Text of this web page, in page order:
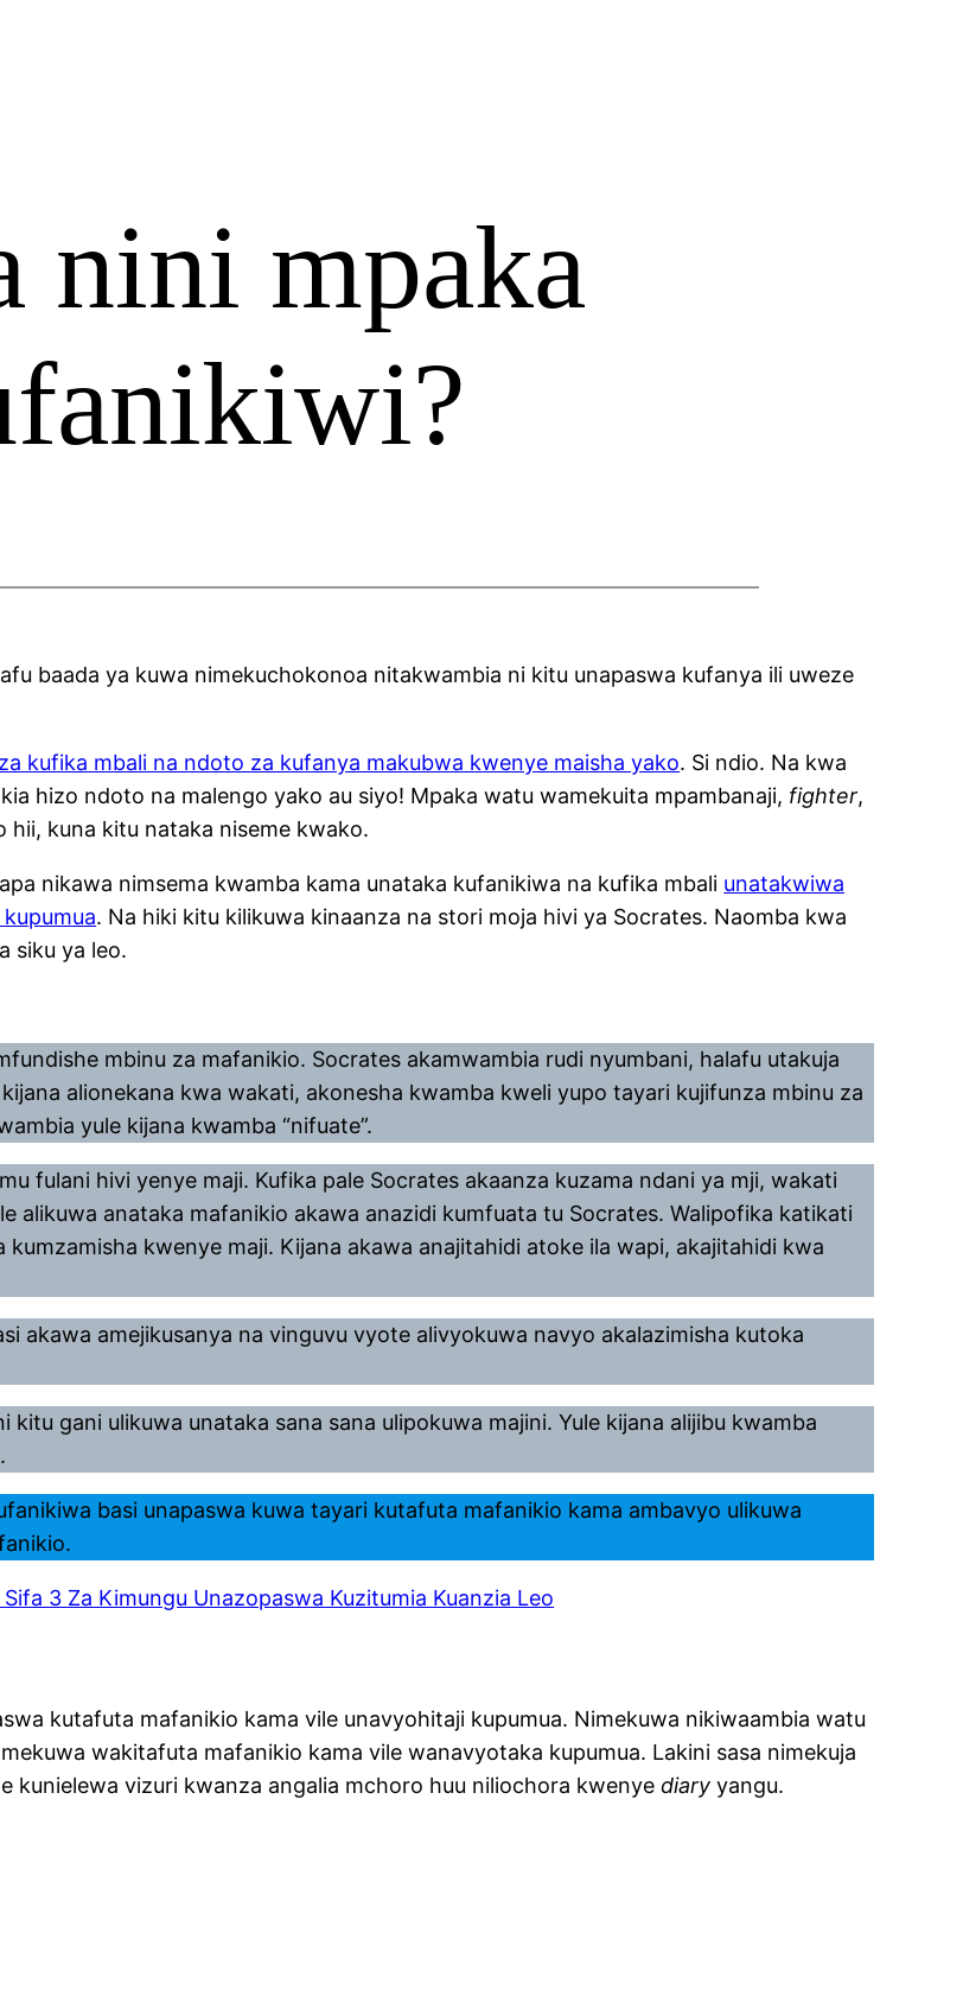
nini mpaka
baada ya kuwa nimekuchokonoa nitakwambia ni kitu unapaswa kufanya ili uweze
kufika mbali na ndoto za kufanya makubwa kwenye maisha yako. Si ndio. Na kwa
hizo ndoto na malengo yako au siyo! Mpaka watu wamekuita mpambanaji, fighter,
hii, kuna kitu nataka niseme kwako.
nikawa nimsema kwamba kama unataka kufanikiwa na kufika mbali unatakwiwa
. Na hiki kitu kilikuwa kinaanza na stori moja hivi ya Socrates. Naomba kwa
siku ya leo.
mbinu za mafanikio. Socrates akamwambia rudi nyumbani, halafu utakuja
alionekana kwa wakati, akonesha kwamba kweli yupo tayari kujifunza mbinu za
yule kijana kwamba “nifuate”.
fulani hivi yenye maji. Kufika pale Socrates akaanza kuzama ndani ya mji, wakati
alikuwa anataka mafanikio akawa anazidi kumfuata tu Socrates. Walipofika katikati
kwenye maji. Kijana akawa anajitahidi atoke ila wapi, akajitahidi kwa
akawa amejikusanya na vinguvu vyote alivyokuwa navyo akalazimisha kutoka
gani ulikuwa unataka sana sana ulipokuwa majini. Yule kijana alijibu kwamba
basi unapaswa kuwa tayari kutafuta mafanikio kama ambavyo ulikuwa
Sifa 3 Za Kimungu Unazopaswa Kuzitumia Kuanzia Leo
kutafuta mafanikio kama vile unavyohitaji kupumua. Nimekuwa nikiwaambia watu
wakitafuta mafanikio kama vile wanavyotaka kupumua. Lakini sasa nimekuja
kunielewa vizuri kwanza angalia mchoro huu niliochora kwenyediaryyangu.